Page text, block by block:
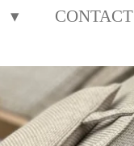
CONTACT